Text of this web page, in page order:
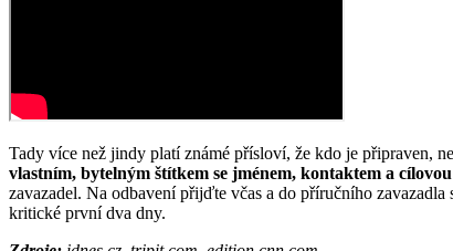
Tady více než jindy platí známé přísloví, že kdo je připraven,
vlastním, bytelným štítkem se jménem, kontaktem a
zavazadel. Na odbavení přijďte včas a do příručního
kritické první dva dny.